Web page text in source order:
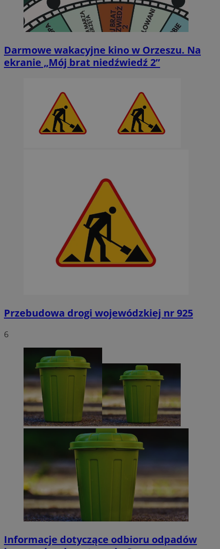
Darmowe wakacyjne kino w Orzeszu. Na
ekranie „Mój brat niedźwiedź 2”
Przebudowa drogi wojewódzkiej nr 925
6
Informacje dotyczące odbioru odpadów